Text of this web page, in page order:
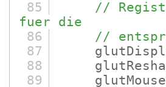
85
//
fuer die
86
//
87
88
89